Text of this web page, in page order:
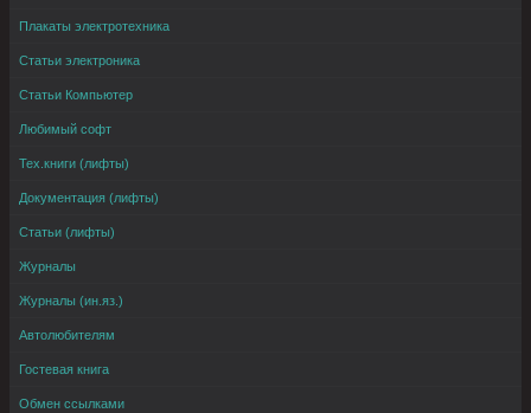
Плакаты электротехника
Статьи электроника
Статьи Компьютер
Любимый софт
Тех.книги (лифты)
Документация (лифты)
Статьи (лифты)
Журналы
Журналы (ин.яз.)
Автолюбителям
Гостевая книга
Обмен ссылками